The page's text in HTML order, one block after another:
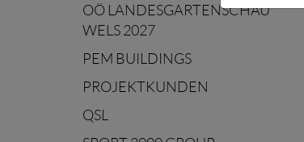
OÖ LANDESGARTENSCHAU
WELS 2027
PEM BUILDINGS
PROJEKTKUNDEN
QSL